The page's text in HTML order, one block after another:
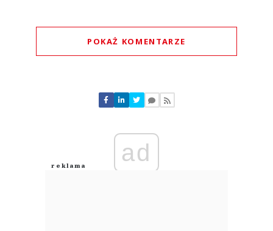
POKAŻ KOMENTARZE
Nie znaleziono komentarzy
Zostaw swoje komentarze
Anuluj
ad